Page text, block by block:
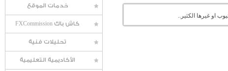
خدمات الموقع
كاش باك FXCommission
تحليلات فنية
الأكاديمية التعليمية
او غيرها الكثير..